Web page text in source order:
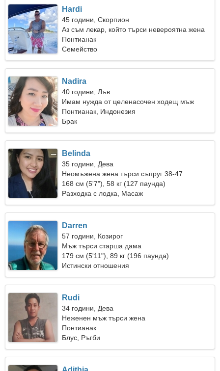
Hardi
45 години, Скорпион
Аз съм лекар, който търси невероятна жена
Понтианак
Семейство
Nadira
40 години, Лъв
Имам нужда от целенасочен ходещ мъж
Понтианак, Индонезия
Брак
Belinda
35 години, Дева
Неомъжена жена търси съпруг 38-47
168 см (5'7"), 58 кг (127 паунда)
Разходка с лодка, Масаж
Darren
57 години, Козирог
Мъж търси старша дама
179 см (5'11"), 89 кг (196 паунда)
Истински отношения
Rudi
34 години, Дева
Неженен мъж търси жена
Понтианак
Блус, Ръгби